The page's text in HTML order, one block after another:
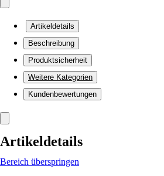
Artikeldetails
Beschreibung
Produktsicherheit
Weitere Kategorien
Kundenbewertungen
Artikeldetails
Bereich überspringen